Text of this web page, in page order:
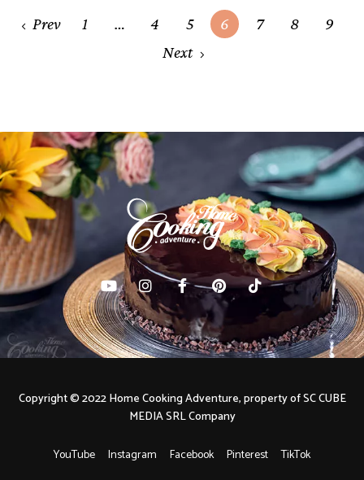
Posts
Prev 1 … 4 5 6 7 8
9
Next
YouTube Instagram Facebook Pinterest TikTok
Copyright © 2022 Home Cooking Adventure, property of SC CUBE
MEDIA SRL Company